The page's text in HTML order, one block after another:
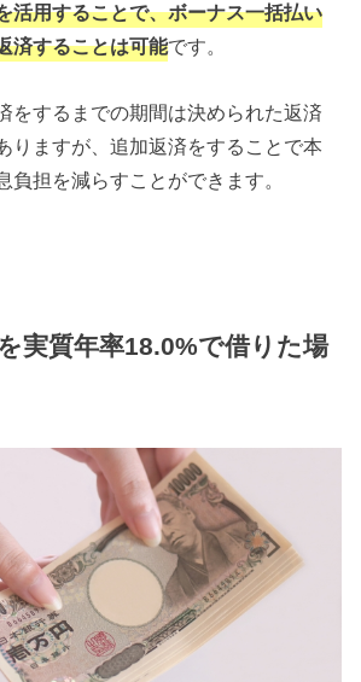
活用することで、ボーナス一括払い
済することは可能です。
をするまでの期間は決められた返済
りますが、追加返済をすることで本
負担を減らすことができます。
実質年率18.0%で借りた場